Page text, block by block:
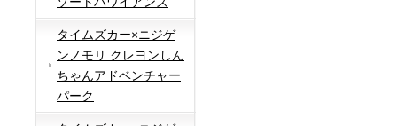
タイムズカー×ニジゲ
ンノモリ クレヨンしん
ちゃんアドベンチャー
パーク